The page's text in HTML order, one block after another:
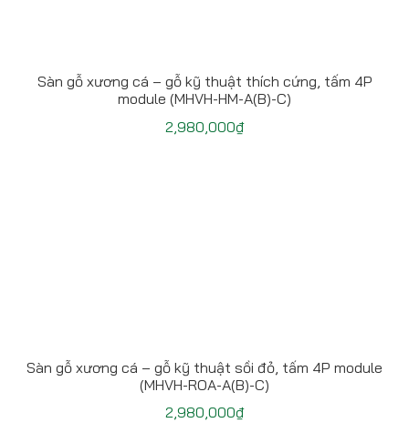
Sàn gỗ xương cá – gỗ kỹ thuật thích cứng, tấm 4P
module (MHVH-HM-A(B)-C)
2,980,000₫
Sàn gỗ xương cá – gỗ kỹ thuật sồi đỏ, tấm 4P module
(MHVH-ROA-A(B)-C)
2,980,000₫